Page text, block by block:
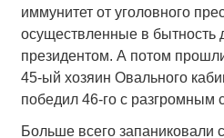
иммунитет от уголовного
осуществленные в бытность
президентом. А потом
45-ый хозяин Овального
победил 46-го с разгромным
Больше всего запаниковали